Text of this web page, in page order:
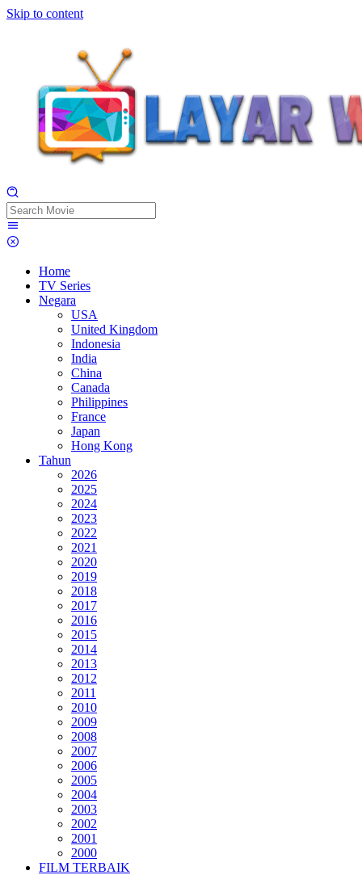
Skip to content
Home
TV Series
Negara
USA
United Kingdom
Indonesia
India
China
Canada
Philippines
France
Japan
Hong Kong
Tahun
2026
2025
2024
2023
2022
2021
2020
2019
2018
2017
2016
2015
2014
2013
2012
2011
2010
2009
2008
2007
2006
2005
2004
2003
2002
2001
2000
FILM TERBAIK